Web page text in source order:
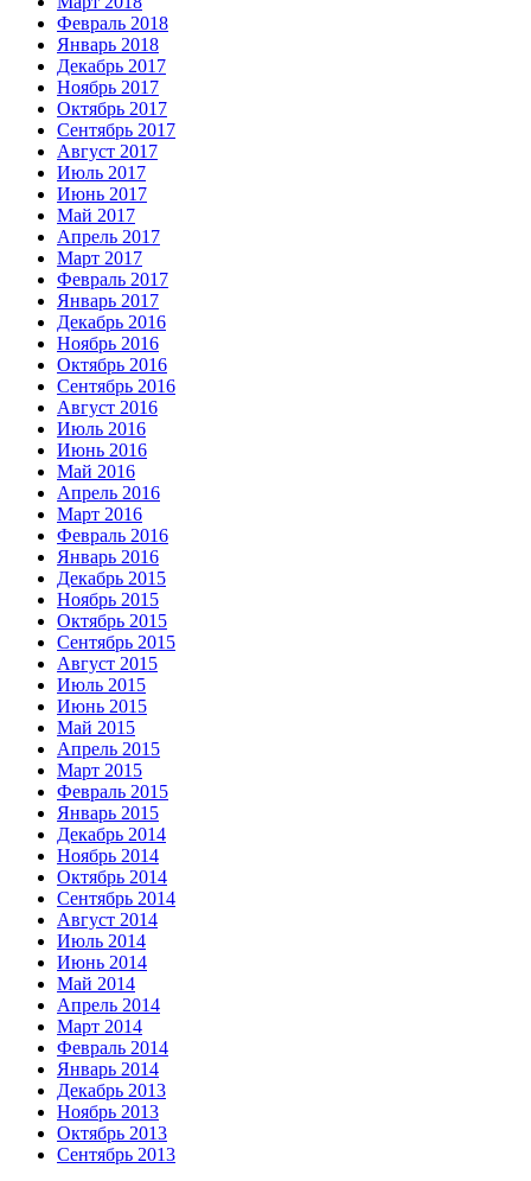
Февраль 2018
Январь 2018
Декабрь 2017
Ноябрь 2017
Октябрь 2017
Сентябрь 2017
Август 2017
Июль 2017
Июнь 2017
Май 2017
Апрель 2017
Март 2017
Февраль 2017
Январь 2017
Декабрь 2016
Ноябрь 2016
Октябрь 2016
Сентябрь 2016
Август 2016
Июль 2016
Июнь 2016
Май 2016
Апрель 2016
Март 2016
Февраль 2016
Январь 2016
Декабрь 2015
Ноябрь 2015
Октябрь 2015
Сентябрь 2015
Август 2015
Июль 2015
Июнь 2015
Май 2015
Апрель 2015
Март 2015
Февраль 2015
Январь 2015
Декабрь 2014
Ноябрь 2014
Октябрь 2014
Сентябрь 2014
Август 2014
Июль 2014
Июнь 2014
Май 2014
Апрель 2014
Март 2014
Февраль 2014
Январь 2014
Декабрь 2013
Ноябрь 2013
Октябрь 2013
Сентябрь 2013